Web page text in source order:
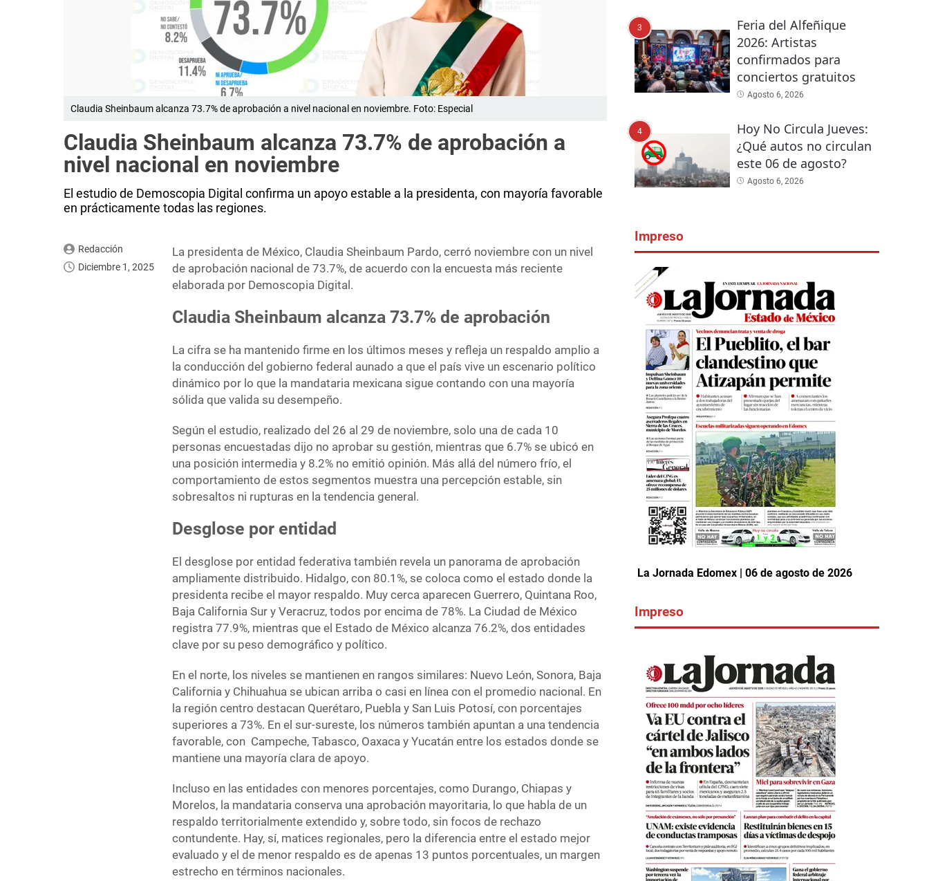
Claudia Sheinbaum alcanza 73.7% de aprobación a nivel nacional en noviembre. Foto: Especial
Claudia Sheinbaum alcanza 73.7% de aprobación a
nivel nacional en noviembre
El estudio de Demoscopia Digital confirma un apoyo estable a la presidenta, con mayoría favorable
en prácticamente todas las regiones.
Redacción
Diciembre 1, 2025
La presidenta de México, Claudia Sheinbaum Pardo, cerró noviembre con un nivel
de aprobación nacional de 73.7%, de acuerdo con la encuesta más reciente
elaborada por Demoscopia Digital.
Claudia Sheinbaum alcanza 73.7% de aprobación
La cifra se ha mantenido firme en los últimos meses y refleja un respaldo amplio a
la conducción del gobierno federal aunado a que el país vive un escenario político
dinámico por lo que la mandataria mexicana sigue contando con una mayoría
sólida que valida su desempeño.
Según el estudio, realizado del 26 al 29 de noviembre, solo una de cada 10
personas encuestadas dijo no aprobar su gestión, mientras que 6.7% se ubicó en
una posición intermedia y 8.2% no emitió opinión. Más allá del número frío, el
comportamiento de estos segmentos muestra una percepción estable, sin
sobresaltos ni rupturas en la tendencia general.
Desglose por entidad
El desglose por entidad federativa también revela un panorama de aprobación
ampliamente distribuido. Hidalgo, con 80.1%, se coloca como el estado donde la
presidenta recibe el mayor respaldo. Muy cerca aparecen Guerrero, Quintana Roo,
Baja California Sur y Veracruz, todos por encima de 78%. La Ciudad de México
registra 77.9%, mientras que el Estado de México alcanza 76.2%, dos entidades
clave por su peso demográfico y político.
En el norte, los niveles se mantienen en rangos similares: Nuevo León, Sonora, Baja
California y Chihuahua se ubican arriba o casi en línea con el promedio nacional. En
la región centro destacan Querétaro, Puebla y San Luis Potosí, con porcentajes
superiores a 73%. En el sur-sureste, los números también apuntan a una tendencia
favorable, con Campeche, Tabasco, Oaxaca y Yucatán entre los estados donde se
mantiene una mayoría clara de apoyo.
Incluso en las entidades con menores porcentajes, como Durango, Chiapas y
Morelos, la mandataria conserva una aprobación mayoritaria, lo que habla de un
respaldo territorialmente extendido y, sobre todo, sin focos de rechazo
contundente. Hay, sí, matices regionales, pero la diferencia entre el estado mejor
evaluado y el de menor respaldo es de apenas 13 puntos porcentuales, un margen
estrecho en términos nacionales.
3
Feria del Alfeñique
2026: Artistas
confirmados para
conciertos gratuitos
Agosto 6, 2026
4
Hoy No Circula Jueves:
¿Qué autos no circulan
este 06 de agosto?
Agosto 6, 2026
Impreso
La Jornada Edomex | 06 de agosto de 2026
Impreso